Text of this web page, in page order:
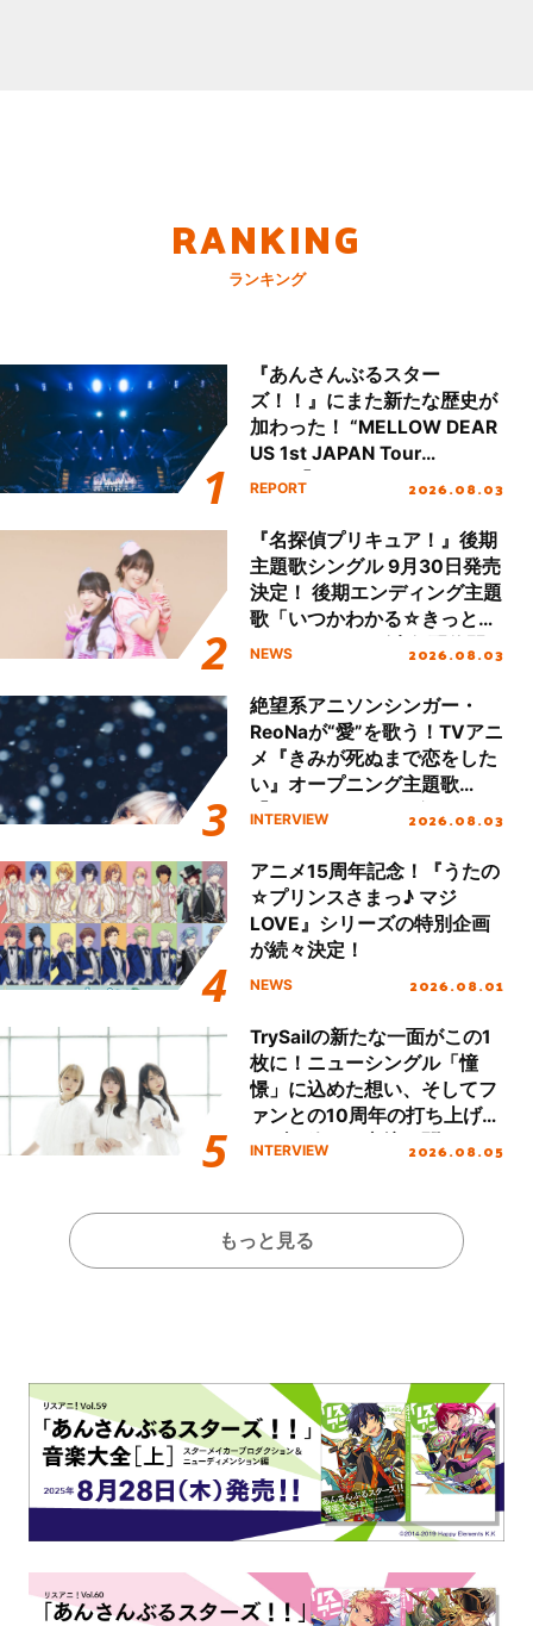
RANKING
ランキング
『あんさんぶるスター
ズ！！』にまた新たな歴史が
加わった！ “MELLOW DEAR
US 1st JAPAN Tour
Final「NICE to meet YOU
ート!!
REPORT 2026.08.03
『名探偵プリキュア！』後期
主題歌シングル 9月30日発売
決定！ 後期エンディング主題
歌「いつかわかる☆きっとあ
える」TVサイズ先行配信開
NEWS 2026.08.03
絶望系アニソンシンガー・
ReoNaが“愛”を歌う！TVアニ
メ『きみが死ぬまで恋をした
い』オープニング主題歌
「Amore」インタビュー
INTERVIEW 2026.08.03
アニメ15周年記念！『うたの
☆プリンスさまっ♪ マジ
LOVE』シリーズの特別企画
が続々決定！
NEWS 2026.08.01
TrySailの新たな一面がこの1
枚に！ニューシングル「憧
憬」に込めた想い、そしてフ
ァンとの10周年の打ち上げラ
イブを終えた心境を聞いた。
INTERVIEW 2026.08.05
もっと見る